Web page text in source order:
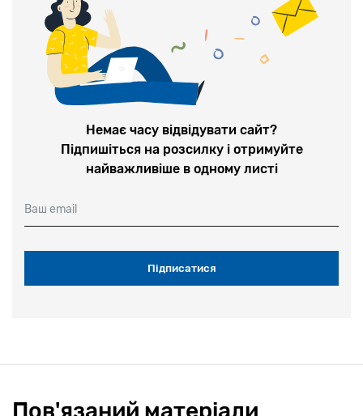
Немає часу відвідувати сайт?
Підпишіться на розсилку і отримуйте
найважливіше в одному листі
Ваш email